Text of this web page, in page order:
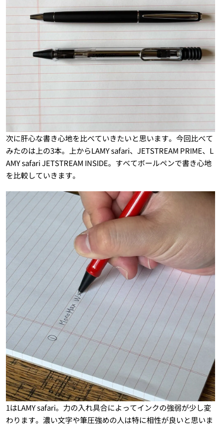
次に肝心な書き心地を比べていきたいと思います。今回比べて
みたのは上の3本。上からLAMY safari、JETSTREAM PRIME、L
AMY safari JETSTREAM INSIDE。すべてボールペンで書き心地
を比較していきます。
1はLAMY safari。力の入れ具合によってインクの強弱が少し変
わります。濃い文字や筆圧強めの人は特に相性が良いと思いま